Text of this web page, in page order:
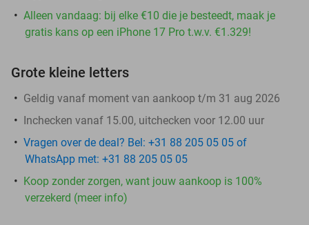
Alleen vandaag: bij elke €10 die je besteedt, maak je
gratis kans op een iPhone 17 Pro t.w.v. €1.329!
Grote kleine letters
Geldig vanaf moment van aankoop t/m 31 aug 2026
Inchecken vanaf 15.00, uitchecken voor 12.00 uur
Vragen over de deal? Bel: +31 88 205 05 05 of
WhatsApp met: +31 88 205 05 05
Koop zonder zorgen, want jouw aankoop is 100%
verzekerd (meer info)